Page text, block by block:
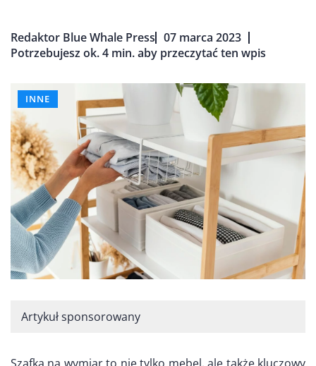
Redaktor Blue Whale Press 07 marca 2023
Potrzebujesz ok. 4 min. aby przeczytać ten wpis
INNE
Artykuł sponsorowany